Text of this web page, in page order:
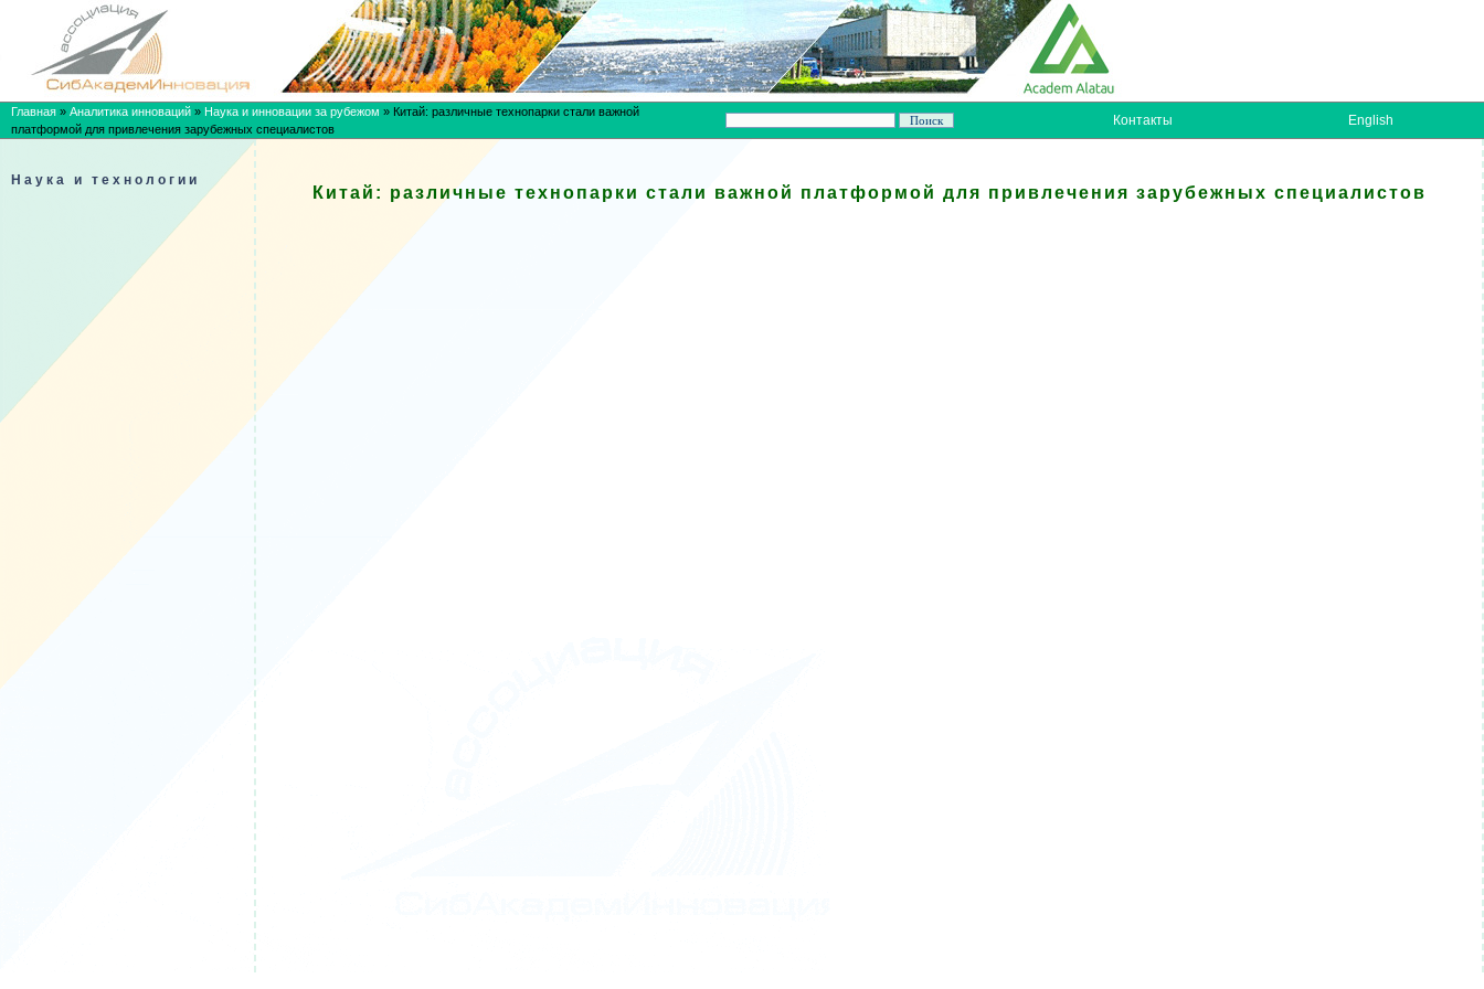
Главная » Аналитика инноваций » Наука и инновации за рубежом » Китай: различные технопарки стали важной
платформой для привлечения зарубежных специалистов
Контакты English
Наука и технологии
Китай: различные технопарки стали важной платформой для привлечения зарубежных специалистов